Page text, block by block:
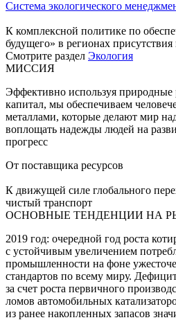
Система экологического
К комплексной политике по
будущего» в регионах
Смотрите раздел Экология
МИССИЯ
Эффективно используя
капитал, мы обеспечиваем
металлами, которые делают мир
воплощать надежды людей на
прогресс
От поставщика ресурсов
К движущей силе глобального
чистый транспорт
ОСНОВНЫЕ ТЕНДЕНЦИИ НА
2019 год: очередной год роста
с устойчивым увеличением
промышленности на фоне
стандартов по всему миру.
за счет роста первичного
ломов автомобильных
из ранее накопленных запасов